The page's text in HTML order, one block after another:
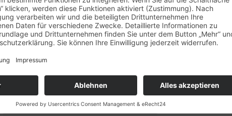
Herr Frau
keine Angabe